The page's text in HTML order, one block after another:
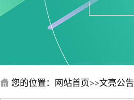
您的位置： 网站首页>>文亮公告